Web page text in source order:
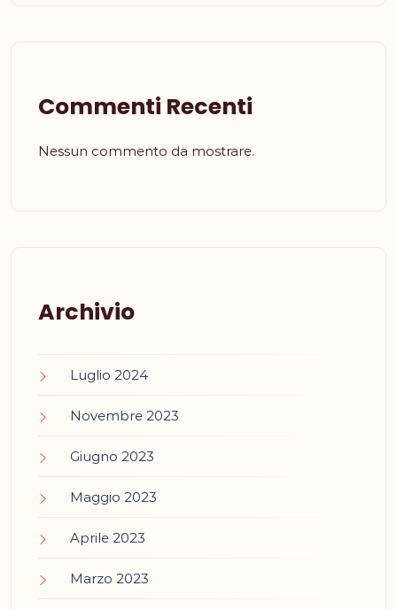
Commenti Recenti
Nessun commento da mostrare.
Archivio
Luglio 2024
Novembre 2023
Giugno 2023
Maggio 2023
Aprile 2023
Marzo 2023